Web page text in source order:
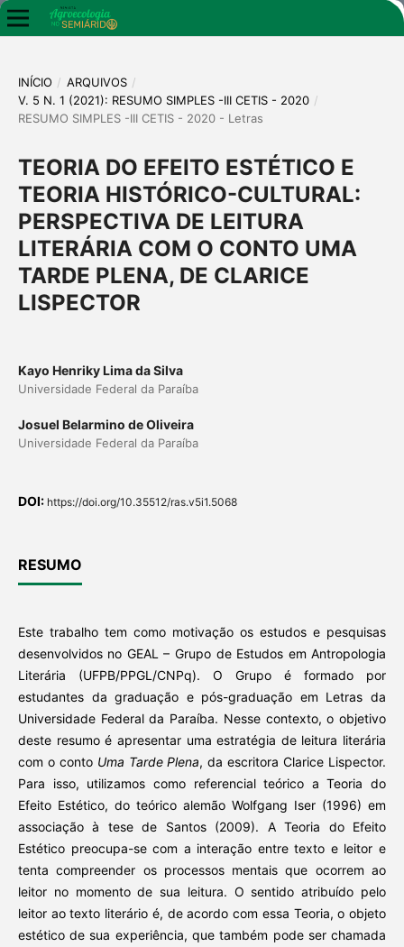
INÍCIO / ARQUIVOS /
V. 5 N. 1 (2021): RESUMO SIMPLES -III CETIS - 2020 /
RESUMO SIMPLES -III CETIS - 2020 - Letras
TEORIA DO EFEITO ESTÉTICO E
TEORIA HISTÓRICO-CULTURAL:
PERSPECTIVA DE LEITURA
LITERÁRIA COM O CONTO UMA
TARDE PLENA, DE CLARICE
LISPECTOR
Kayo Henriky Lima da Silva
Universidade Federal da Paraíba
Josuel Belarmino de Oliveira
Universidade Federal da Paraíba
DOI: https://doi.org/10.35512/ras.v5i1.5068
RESUMO
Este trabalho tem como motivação os estudos e pesquisas
desenvolvidos no GEAL – Grupo de Estudos em Antropologia
Literária (UFPB/PPGL/CNPq). O Grupo é formado por
estudantes da graduação e pós-graduação em Letras da
Universidade Federal da Paraíba. Nesse contexto, o objetivo
deste resumo é apresentar uma estratégia de leitura literária
com o conto Uma Tarde Plena, da escritora Clarice Lispector.
Para isso, utilizamos como referencial teórico a Teoria do
Efeito Estético, do teórico alemão Wolfgang Iser (1996) em
associação à tese de Santos (2009). A Teoria do Efeito
Estético preocupa-se com a interação entre texto e leitor e
tenta compreender os processos mentais que ocorrem ao
leitor no momento de sua leitura. O sentido atribuído pelo
leitor ao texto literário é, de acordo com essa Teoria, o objeto
estético de sua experiência, que também pode ser chamada